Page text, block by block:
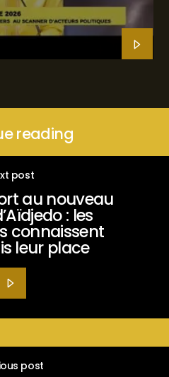
reading
post
au nouveau
: les
connaissent
leur place
post